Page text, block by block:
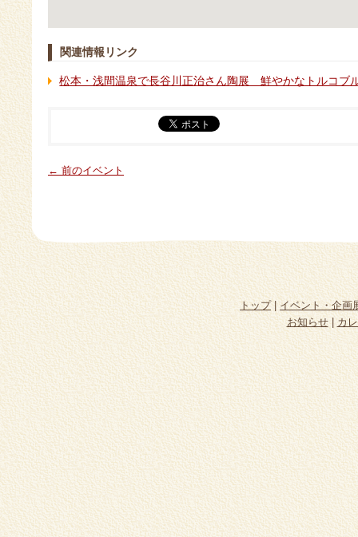
関連情報リンク
松本・浅間温泉で長谷川正治さん陶展 鮮やかなトルコブ
← 前のイベント
トップ|イベント・企画
お知らせ|カ